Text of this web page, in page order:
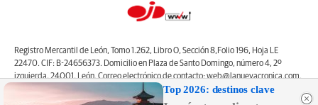
Registro Mercantil de León, Tomo 1.262, Libro O, Sección 8,Folio 196, Hoja LE
22470. CIF: B-24656373. Domicilio en Plaza de Santo Domingo, número 4, 2º
izquierda, 24001, León. Correo electrónico de contacto: web@lanuevacronica.com.
Copyright © ALNUAR 2000 S.L. (LA NUEVA CRÓNICA). Incluye contenidos de la
empresa, de empresas del grupo o de terceros.
Top 2026: destinos clave